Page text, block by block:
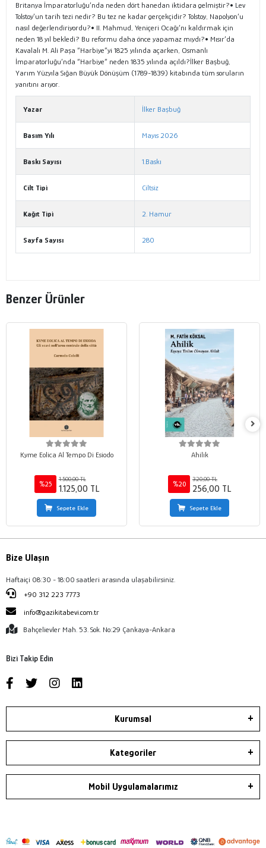
Britanya İmparatorluğu’nda neden dört hanedan iktidara gelmiştir?• Lev
Tolstoy’un tarih tezi nedir? Bu tez ne kadar gerçekçidir? Tolstoy, Napolyon’u
nasıl değerlendiriyordu?• II. Mahmud, Yeniçeri Ocağı’nı kaldırmak için
neden 18 yıl bekledi? Bu reformu daha önce yapamaz mıydı?• Mısır’da
Kavalalı M. Ali Paşa “Harbiye”yi 1825 yılında açarken, Osmanlı
İmparatorluğu’nda “Harbiye” neden 1835 yılında açıldı?İlker Başbuğ,
Yarım Yüzyıla Sığan Büyük Dönüşüm (1789-1839) kitabında tüm soruların
yanıtını arıyor.
Yazar İlker Başbuğ
Basım Yılı Mayıs 2026
Baskı Sayısı 1.Baskı
Cilt Tipi Ciltsiz
Kağıt Tipi 2. Hamur
Sayfa Sayısı 280
Benzer Ürünler
Kyme Eolica Al Tempo Di Esiodo
%25
1.500,00 TL
1.125,00 TL
Sepete Ekle
Ahilik
%20
320,00 TL
256,00 TL
Sepete Ekle
Bize Ulaşın
Haftaiçi 08:30 - 18:00 saatleri arasında ulaşabilirsiniz.
+90 312 223 7773
info@gazikitabevi.com.tr
Bahçelievler Mah. 53. Sok. No:29 Çankaya-Ankara
Bizi Takip Edin
Kurumsal
Kategoriler
Mobil Uygulamalarımız